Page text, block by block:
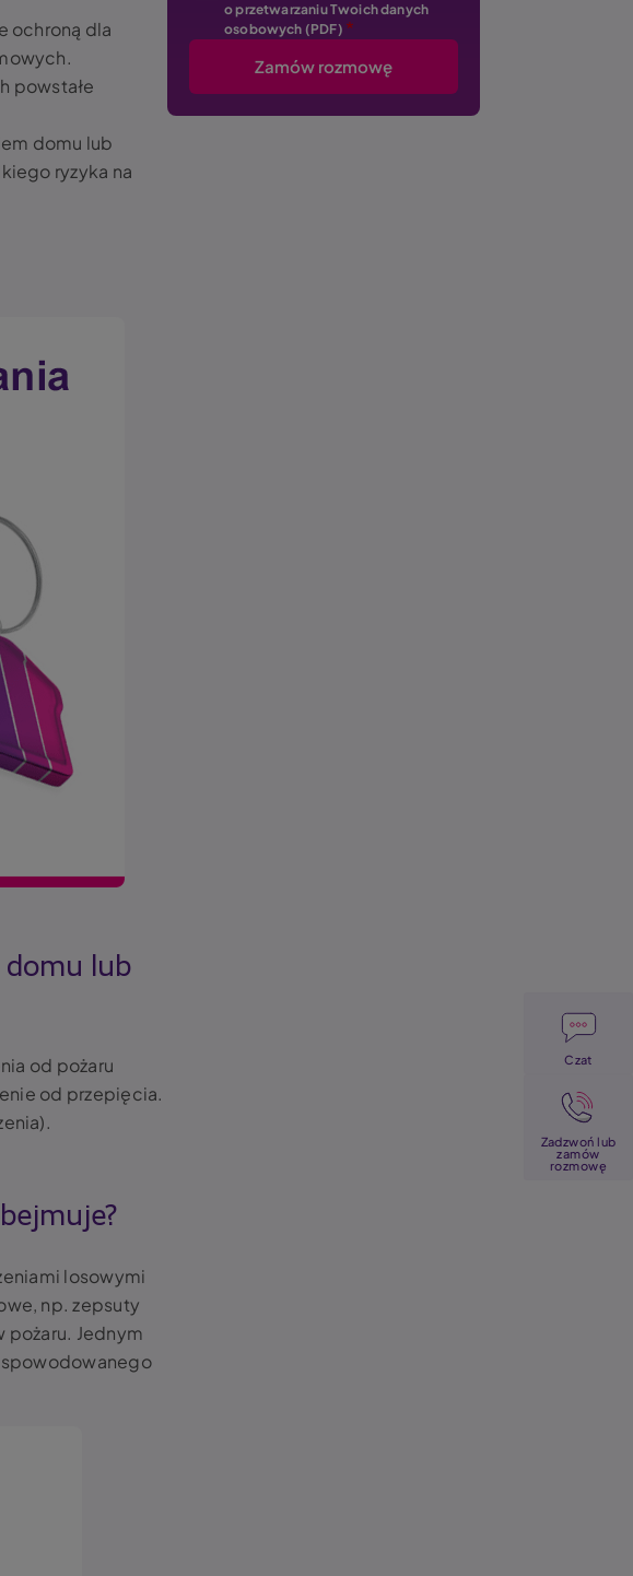
ochroną dla
powstałe
domu lub
ryzyka na
domu lub
od pożaru
od przepięcia.
losowymi
np. zepsuty
pożaru. Jednym
spowodowanego
o przetwarzaniu Twoich danych
osobowych (PDF)
Czat
Zadzwoń lub
zamów
rozmowę